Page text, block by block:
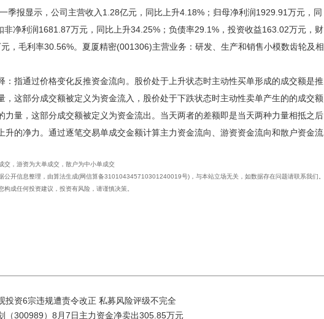
季报显示，公司主营收入1.28亿元，同比上升4.18%；归母净利润1929.91万元，同
非净利润1681.87万元，同比上升34.25%；负债率29.1%，投资收益163.02万元，财
，毛利率30.56%。夏厦精密(001306)主营业务：研发、生产和销售小模数齿轮及相
：指通过价格变化反推资金流向。股价处于上升状态时主动性买单形成的成交额是推
，这部分成交额被定义为资金流入，股价处于下跌状态时主动性卖单产生的的成交额
力量，这部分成交额被定义为资金流出。当天两者的差额即是当天两种力量相抵之后
升的净力。通过逐笔交易单成交金额计算主力资金流向、游资资金流向和散户资金流
交，游资为大单成交，散户为中小单成交
公开信息整理，由算法生成(网信算备310104345710301240019号)，与本站立场无关，如数据存在问题请联系我们。
构成任何投资建议，投资有风险，请谨慎决策。
投资6宗违规遭责令改正 私募风险评级不完全
（300989）8月7日主力资金净卖出305.85万元